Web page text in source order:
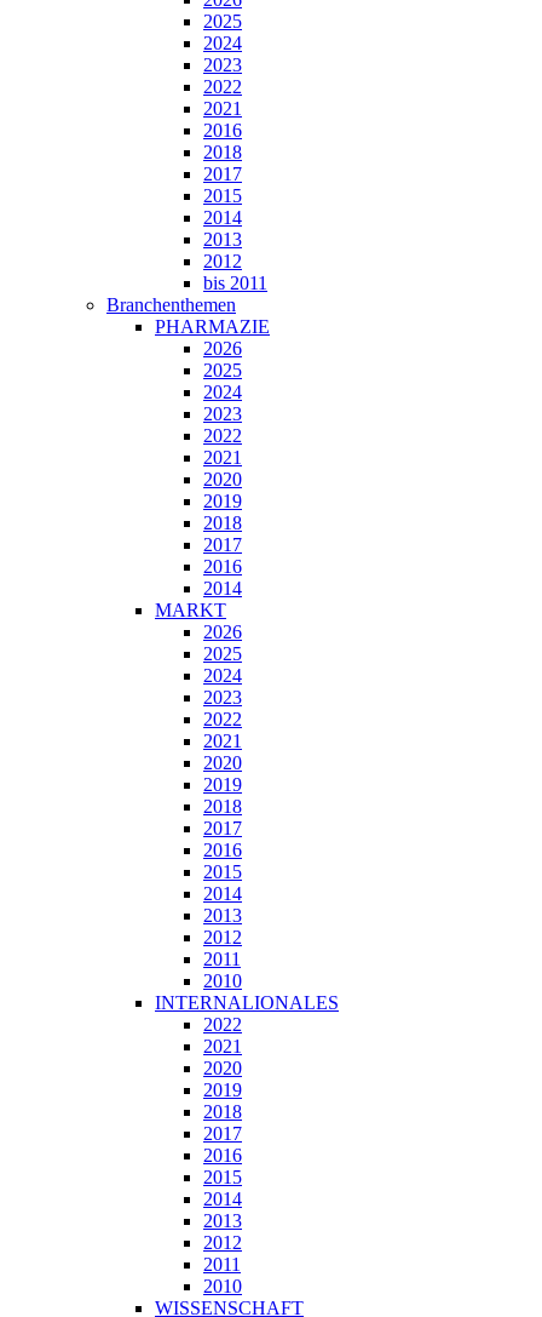
2025
2024
2023
2022
2021
2016
2018
2017
2015
2014
2013
2012
bis 2011
Branchenthemen
PHARMAZIE
2026
2025
2024
2023
2022
2021
2020
2019
2018
2017
2016
2014
MARKT
2026
2025
2024
2023
2022
2021
2020
2019
2018
2017
2016
2015
2014
2013
2012
2011
2010
INTERNALIONALES
2022
2021
2020
2019
2018
2017
2016
2015
2014
2013
2012
2011
2010
WISSENSCHAFT